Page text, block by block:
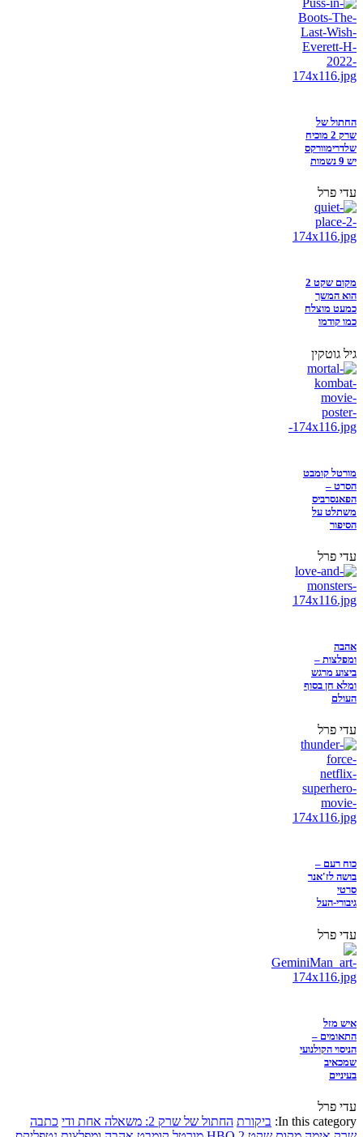
החתול של
שרק 2 מוכיח
שלדרימוורקס
יש 9 נשמות
עדי פרל
מקום שקט 2
הוא המשך
כמעט מוצלח
כמו קודמו
גיל גוטקין
מורטל קומבט
הסרט –
הפאנסרביס
משתלט על
הסיפור
עדי פרל
אהבה
ומפלצות –
ביצוע מרגש
ומלא חן בסוף
העולם
עדי פרל
כוח רעם –
בושה לז'אנר
סרטי
גיבורי-העל
עדי פרל
איש מזל
התאומים –
הניסוי הקולנועי
שמכאיב
בעיניים
עדי פרל
In this category: ביקורת החתול של שרק 2: משאלה אחת ודי
כתבה